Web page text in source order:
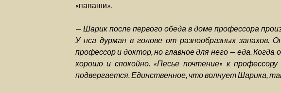
«папаши».
—Шарик после первого обеда в доме профессора
У пса дурман в голове от разнообразных запахов.
профессор и доктор, но главное для него — еда. Когда
хорошо и спокойно. «Песье почтение» к
подвергается. Единственное, что волнует Шарика,